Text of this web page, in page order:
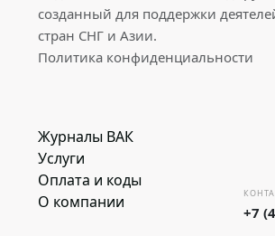
созданный для поддержки
стран СНГ и Азии.
Политика конфиденциальности
Журналы ВАК
Услуги
Оплата и коды
О компании
+7